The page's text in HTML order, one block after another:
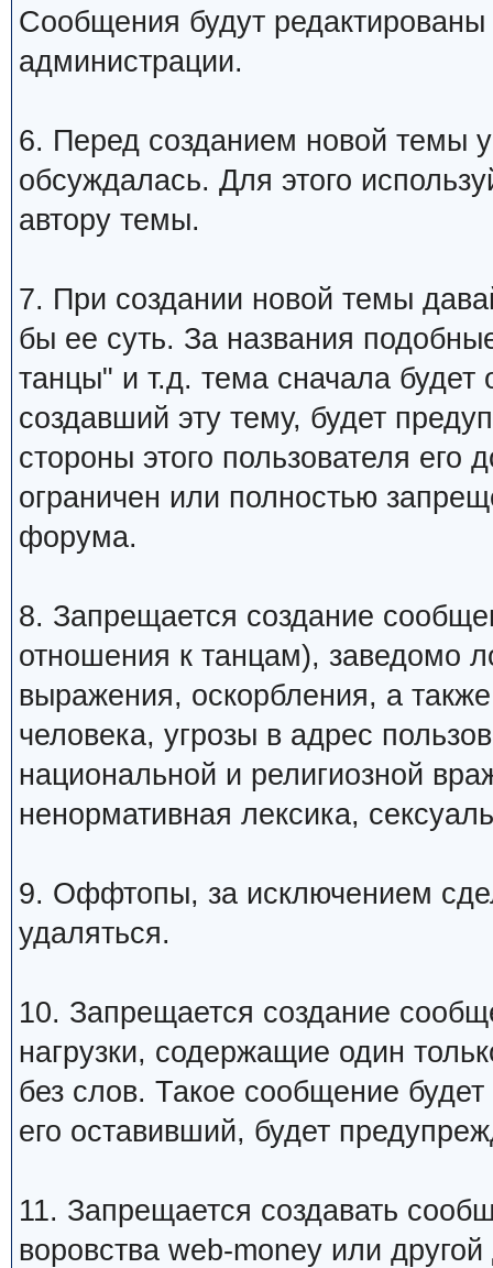
Сообщения будут
администрации.
6. Перед созданием новой темы
обсуждалась. Для этого
автору темы.
7. При создании новой темы
бы ее суть. За названия
танцы" и т.д. тема сначала будет
создавший эту тему, будет
стороны этого пользователя
ограничен или полностью
форума.
8. Запрещается создание
отношения к танцам), заведомо
выражения, оскорбления, а
человека, угрозы в адрес
национальной и религиозной
ненормативная лексика,
9. Оффтопы, за исключением
удаляться.
10. Запрещается создание
нагрузки, содержащие один
без слов. Такое сообщение
его оставивший, будет
11. Запрещается создавать
воровства web-money или